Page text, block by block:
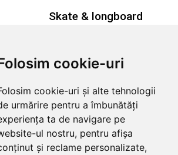
cookie-uri
cookie-uri și alte tehnologii
urmărire pentru a îmbunătăți
ta de navigare pe
ul nostru, pentru afișa
și reclame personalizate,
Skate & longboard
Diverse
Cum aleg rolele
Cum aleg ochelarii
Ochelari de soare Oakley
Ochelari de soare Alpina
Intretinere manusi